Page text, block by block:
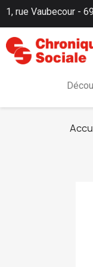
1, rue Vaubecour -